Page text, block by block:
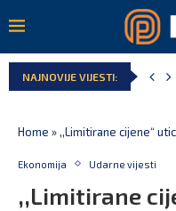
NAJNOVIJE VIJESTI:
Home » ,,Limitirane cijene“
Ekonomija Udarne vijesti
,,Limitirane